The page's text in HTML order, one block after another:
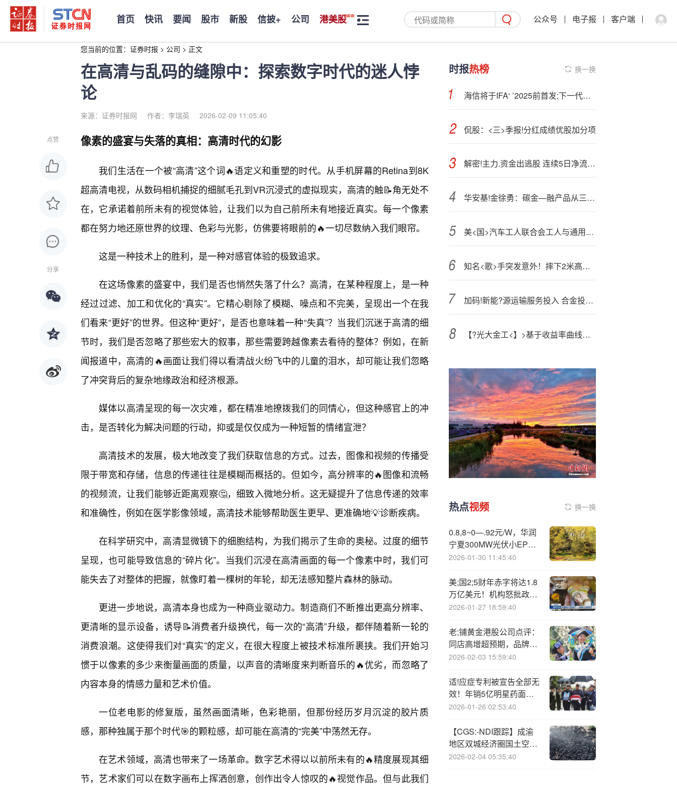
首页 快讯 要闻 股市 新股 信披+ 公司 港美股 公众号 电子报 客户端
您当前的位置： 证券时报 > 公司 > 正文
在高清与乱码的缝隙中：探索数字时代的迷人悖
论
来源：证券时报网 作者：李瑞英 2026-02-09 11:05:40
点赞
分享
像素的盛宴与失落的真相：高清时代的幻影
我们生活在一个被“高清”这个词🔥语定义和重塑的时代。从手机屏幕的Retina到8K
超高清电视，从数码相机捕捉的细腻毛孔到VR沉浸式的虚拟现实，高清的触📝角无处不
在，它承诺着前所未有的视觉体验，让我们以为自己前所未有地接近真实。每一个像素
都在努力地还原世界的纹理、色彩与光影，仿佛要将眼前的🔥一切尽数纳入我们眼帘。
这是一种技术上的胜利，是一种对感官体验的极致追求。
在这场像素的盛宴中，我们是否也悄然失落了什么？高清，在某种程度上，是一种
经过过滤、加工和优化的“真实”。它精心剔除了模糊、噪点和不完美，呈现出一个在我
们看来“更好”的世界。但这种“更好”，是否也意味着一种“失真”？当我们沉迷于高清的细
节时，我们是否忽略了那些宏大的叙事，那些需要跨越像素去看待的整体？例如，在新
闻报道中，高清的🔥画面让我们得以看清战火纷飞中的儿童的泪水，却可能让我们忽略
了冲突背后的复杂地缘政治和经济根源。
媒体以高清呈现的每一次灾难，都在精准地撩拨我们的同情心，但这种感官上的冲
击，是否转化为解决问题的行动，抑或是仅仅成为一种短暂的情绪宣泄？
高清技术的发展，极大地改变了我们获取信息的方式。过去，图像和视频的传播受
限于带宽和存储，信息的传递往往是模糊而概括的。但如今，高分辨率的🔥图像和流畅
的视频流，让我们能够近距离观察🤔，细致入微地分析。这无疑提升了信息传递的效率
和准确性，例如在医学影像领域，高清技术能够帮助医生更早、更准确地💡诊断疾病。
在科学研究中，高清显微镜下的细胞结构，为我们揭示了生命的奥秘。过度的细节
呈现，也可能导致信息的“碎片化”。当我们沉浸在高清画面的每一个像素中时，我们可
能失去了对整体的把握，就像盯着一棵树的年轮，却无法感知整片森林的脉动。
更进一步地说，高清本身也成为一种商业驱动力。制造商们不断推出更高分辨率、
更清晰的显示设备，诱导📝消费者升级换代，每一次的“高清”升级，都伴随着新一轮的
消费浪潮。这使得我们对“真实”的定义，在很大程度上被技术标准所裹挟。我们开始习
惯于以像素的多少来衡量画面的质量，以声音的清晰度来判断音乐的🔥优劣，而忽略了
内容本身的情感力量和艺术价值。
一位老电影的修复版，虽然画面清晰，色彩艳丽，但那份经历岁月沉淀的胶片质
感，那种独属于那个时代🎯的颗粒感，却可能在高清的“完美”中荡然无存。
在艺术领域，高清也带来了一场革命。数字艺术得以以前所未有的🔥精度展现其细
节，艺术家们可以在数字画布上挥洒创意，创作出令人惊叹的🔥视觉作品。但与此我们
时报热榜 换一换
海信将于IFA‘ ’2025前首发;下一代RGB-MiniLED技术
侃股：<三>季报!分红成绩优股加分项
解密!主力.资金出逃股 连续5日净流出631股
华安基!金徐勇：碳金—融产品从三方面疏导碳资产压力，衍生品工具待加速发展
美<国>汽车工人联合会工人与通用电气航空达成临时协议
知名<歌>手突发意外！摔下2米高舞台，最新回应
加码!新能?源运输服务投入 合金投资拟600万元受让汇一智能约44%股份
【?光大金工<】>基于收益率曲线的国债久期轮动策略——量化资产配置系列之一
热点视频 换一换
0.8,8~0—.92元/W，华润
宁夏300MW光伏小EPC
中标公示！
2026-01-30 11:45:40
美;国2;5财年赤字将达1.8
万亿美元！机构怒批政府
停摆毫无意义
2026-01-27 18:59:40
老;铺黄金港股公司点评：
同店高增超预期，品牌势
能验证
2026-02-03 15:59:40
适!应症专利被宣告全部无
效！年销5亿明星药面临
挑战
2026-01-26 02:53:40
【CGS:-NDI跟踪】成渝
地区双城经济圈国土空间
规划获批复——政策双周
2026-02-04 05:35:40